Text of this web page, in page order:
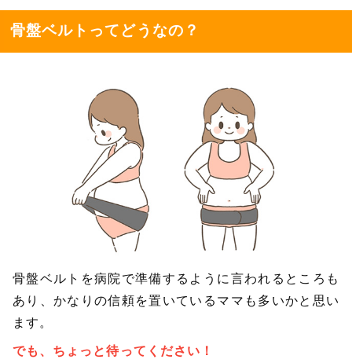
骨盤ベルトってどうなの？
骨盤ベルトを病院で準備するように言われるところも
あり、かなりの信頼を置いているママも多いかと思い
ます。
でも、ちょっと待ってください！